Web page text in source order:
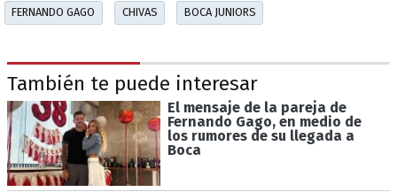
FERNANDO GAGO CHIVAS BOCA JUNIORS
También te puede interesar
El mensaje de la pareja de
Fernando Gago, en medio de
los rumores de su llegada a
Boca